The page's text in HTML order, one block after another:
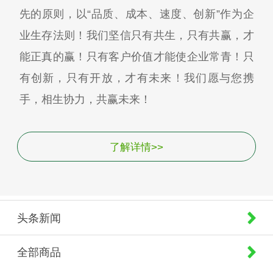
先的原则，以“品质、成本、速度、创新”作为企
业生存法则！我们坚信只有共生，只有共赢，才
能正真的赢！只有客户价值才能使企业常青！只
有创新，只有开放，才有未来！我们愿与您携
手，相生协力，共赢未来！
了解详情>>
头条新闻
全部商品